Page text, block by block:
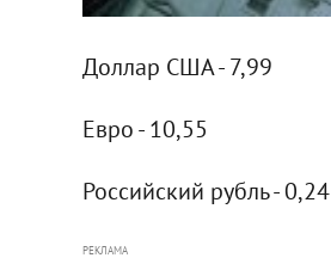
Доллар США - 7,99
Евро - 10,55
Российский рубль - 0,24
РЕКЛАМА